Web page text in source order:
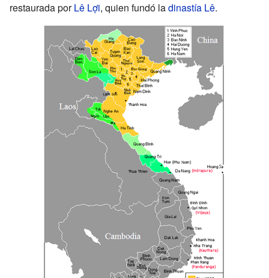
restaurada porLê Lợi, quien fundó ladinastía Lê.